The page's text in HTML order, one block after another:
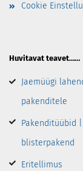
Cookie
Huvitavat teavet……
Jaemüügi
pakenditele
Pakenditüübid
blisterpakend
Eritellimus